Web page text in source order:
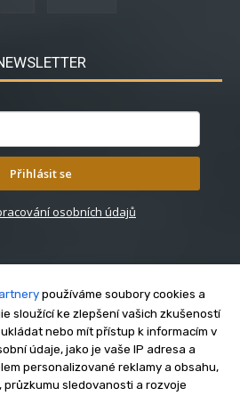
Přihlásit se
osobních údajů
O nás
Kontakt
Reklama
používáme soubory cookies a
sloužící ke zlepšení vašich zkušeností
nebo mít přístup k informacím v
údaje, jako je vaše IP adresa a
personalizované reklamy a obsahu,
průzkumu sledovanosti a rozvoje